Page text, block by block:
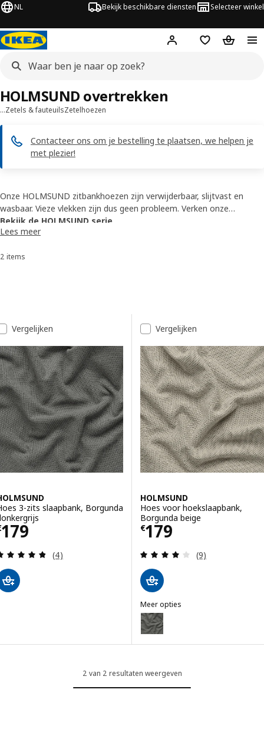
NL Bekijk beschikbare diensten Selecteer winkel
Hej! Log inVerlanglijstje
…Zetels & fauteuilsZetelhoezen
Contacteer ons om je bestelling te plaatsen, we helpen je
met plezier!
HOLMSUND overtrekken
Onze HOLMSUND zitbankhoezen zijn verwijderbaar, slijtvast en
wasbaar. Vieze vlekken zijn dus geen probleem. Verken onze
mogelijkheden voor hoezen in verschillende kleuren en stoffen. Kies
gewoon wat jij het mooist vindt. We testen onze bekleding
Bekijk de HOLMSUND serie
Lees meer
Sorteren en filteren
2 items
Resultatenlijst
Vergelijken
3-zits slaapbank, Borgunda
179€ 179
Beoordeling: 4.8 van 5 sterren. Totaal
(4)
Vergelijken
HOLMSUND
Hoes voor hoekslaapbank,
Borgunda beige
€179
Prijs € 179
Beoordeling: 4
(9)
Meer opties
HOLMSUND
Optie: HOLMSUND, Hoes voor
2 van 2 resultaten weergeven